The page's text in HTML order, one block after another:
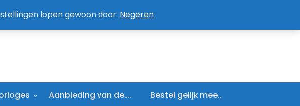
lopen gewoon door. Negeren
Aanbieding van de…. Bestel gelijk mee..